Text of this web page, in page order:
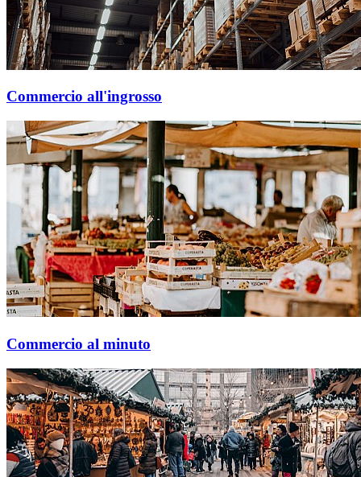
Commercio all'ingrosso
Commercio al minuto